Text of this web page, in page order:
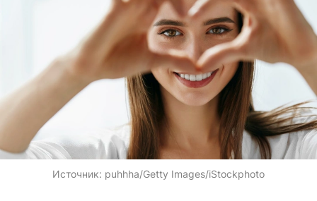
Источник: puhhha/Getty Images/iStockphoto